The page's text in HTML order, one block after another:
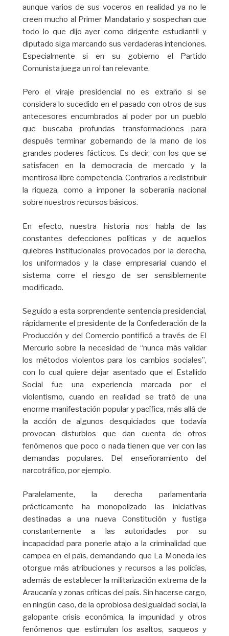
aunque varios de sus voceros en realidad ya no le
creen mucho al Primer Mandatario y sospechan que
todo lo que dijo ayer como dirigente estudiantil y
diputado siga marcando sus verdaderas intenciones.
Especialmente si en su gobierno el Partido
Comunista juega un rol tan relevante.
Pero el viraje presidencial no es extraño si se
considera lo sucedido en el pasado con otros de sus
antecesores encumbrados al poder por un pueblo
que buscaba profundas transformaciones para
después terminar gobernando de la mano de los
grandes poderes fácticos. Es decir, con los que se
satisfacen en la democracia de mercado y la
mentirosa libre competencia. Contrarios a redistribuir
la riqueza, como a imponer la soberanía nacional
sobre nuestros recursos básicos.
En efecto, nuestra historia nos habla de las
constantes defecciones políticas y de aquellos
quiebres institucionales provocados por la derecha,
los uniformados y la clase empresarial cuando el
sistema corre el riesgo de ser sensiblemente
modificado.
Seguido a esta sorprendente sentencia presidencial,
rápidamente el presidente de la Confederación de la
Producción y del Comercio pontificó a través de El
Mercurio sobre la necesidad de “nunca más validar
los métodos violentos para los cambios sociales”,
con lo cual quiere dejar asentado que el Estallido
Social fue una experiencia marcada por el
violentismo, cuando en realidad se trató de una
enorme manifestación popular y pacífica, más allá de
la acción de algunos desquiciados que todavía
provocan disturbios que dan cuenta de otros
fenómenos que poco o nada tienen que ver con las
demandas populares. Del enseñoramiento del
narcotráfico, por ejemplo.
Paralelamente, la derecha parlamentaria
prácticamente ha monopolizado las iniciativas
destinadas a una nueva Constitución y fustiga
constantemente a las autoridades por su
incapacidad para ponerle atajo a la criminalidad que
campea en el país, demandando que La Moneda les
otorgue más atribuciones y recursos a las policías,
además de establecer la militarización extrema de la
Araucanía y zonas críticas del país. Sin hacerse cargo,
en ningún caso, de la oprobiosa desigualdad social, la
galopante crisis económica, la impunidad y otros
fenómenos que estimulan los asaltos, saqueos y